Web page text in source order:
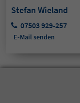
Stefan Wieland
07503 929-257
E-Mail senden